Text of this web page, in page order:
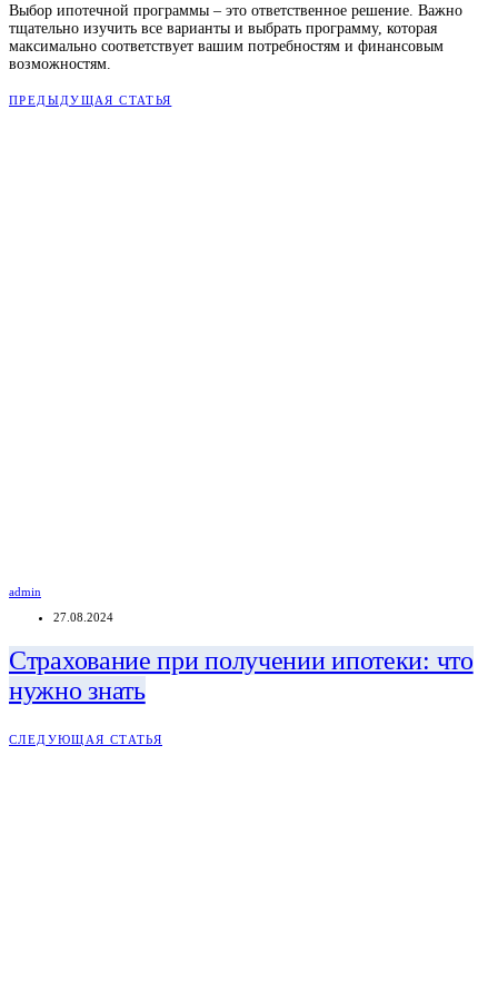
Выбор ипотечной программы – это ответственное решение. Важно
тщательно изучить все варианты и выбрать программу, которая
максимально соответствует вашим потребностям и финансовым
возможностям.
ПРЕДЫДУЩАЯ СТАТЬЯ
admin
27.08.2024
Страхование при получении ипотеки: что
нужно знать
СЛЕДУЮЩАЯ СТАТЬЯ